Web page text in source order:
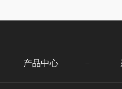
产品中心